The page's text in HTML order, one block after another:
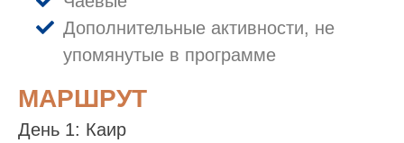
Дополнительные активности, не
упомянутые в программе
МАРШРУТ
День 1: Каир